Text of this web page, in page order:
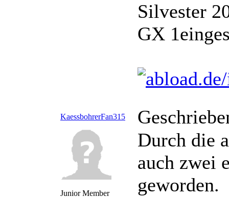
Silvester
GX
KaessbohrerFan315
Junior Member
Durch die
auch zwei
geworden.